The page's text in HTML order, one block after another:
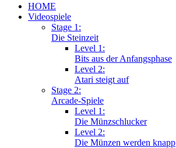
HOME
Videospiele
Stage 1:
Die Steinzeit
Level 1:
Bits aus der Anfangsphase
Level 2:
Atari steigt auf
Stage 2:
Arcade-Spiele
Level 1:
Die Münzschlucker
Level 2:
Die Münzen werden knapp